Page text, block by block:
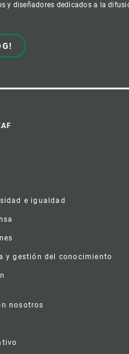
y diseñadores dedicados a la
e igualdad
y gestión del conocimiento
nosotros